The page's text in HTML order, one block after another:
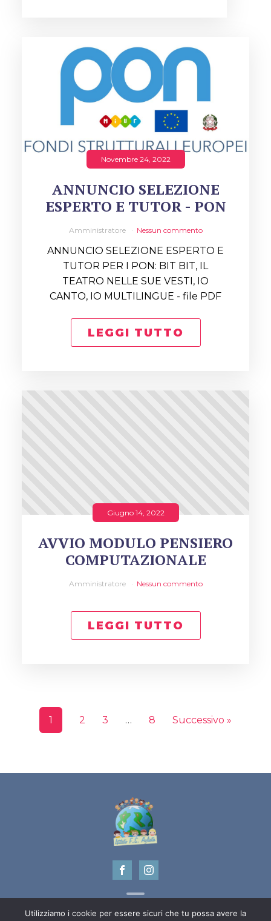
Novembre 24, 2022
ANNUNCIO SELEZIONE
ESPERTO E TUTOR - PON
Amministratore Nessun commento
ANNUNCIO SELEZIONE ESPERTO E
TUTOR PER I PON: BIT BIT, IL
TEATRO NELLE SUE VESTI, IO
CANTO, IO MULTILINGUE - file PDF
LEGGI TUTTO
Giugno 14, 2022
AVVIO MODULO PENSIERO
COMPUTAZIONALE
Amministratore Nessun commento
LEGGI TUTTO
1 2 3 … 8 Successivo »
Utilizziamo i cookie per essere sicuri che tu possa avere la